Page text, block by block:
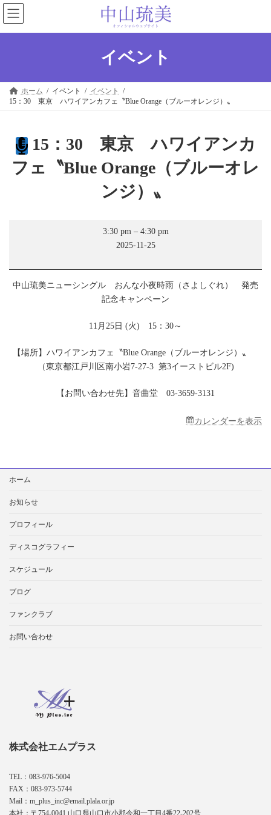
コ
ン
テ
キ
ナ
ビ
ゲ
に
イベント
ホーム イベント
イベント
15：30 東京 ハワイアンカフェ〝Blue Orange（ブルーオレンジ）〟
15：30 東京 ハワイアンカ
フェ〝Blue Orange（ブルーオレ
ンジ）〟
30
東
ハ
イ
ア
カ
フ
〝Blue
Orange（ブ
ー
オ
3:30 pm – 4:30 pm
2025-11-25
中山琉美ニューシングル おんな小夜時雨（さよしぐれ） 発売
記念キャンペーン
11月25日 (火) 15：30～
【場所】ハワイアンカフェ〝Blue Orange（ブルーオレンジ）〟
（東京都江戸川区南小岩7-27-3 第3イーストビル2F)
【お問い合わせ先】音曲堂 03-3659-3131
カレンダーを表示
索:
ホーム
お知らせ
プロフィール
ディスコグラフィー
スケジュール
ブログ
ファンクラブ
お問い合わせ
株式会社エムプラス
TEL：083-976-5004
FAX：083-973-5744
Mail：m_plus_inc@email.plala.or.jp
本社：〒754-0041 山口県山口市小郡令和一丁目4番22-202号